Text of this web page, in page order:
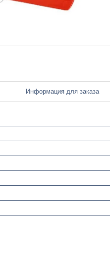
Информация для заказа